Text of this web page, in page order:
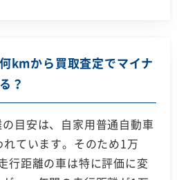
kmから買取査定でマイナ
？
目安は、自家用普通自動車
ています。そのため1万
行距離の車は特に評価に変